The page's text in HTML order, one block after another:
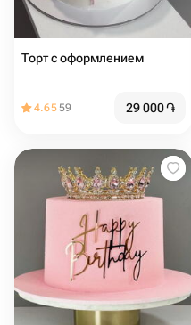
Торт с оформлением
4.6559 29 000֏